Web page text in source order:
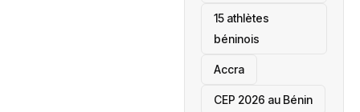
15 athlètes
béninois
Accra
‎CEP 2026 au Bénin